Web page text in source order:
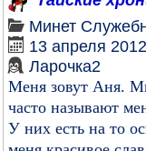
Минет
13 апреля 2012
Ларочка2
Меня зовут Аня.
часто называют
У них есть на то